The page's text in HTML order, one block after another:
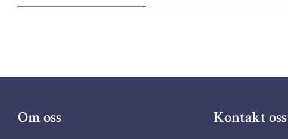
Om oss Kontakt oss